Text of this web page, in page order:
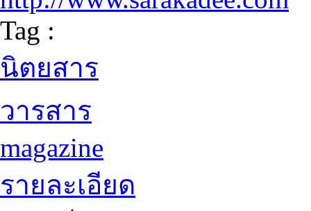
Tag :
นิตยสาร
วารสาร
magazine
รายละเอียด